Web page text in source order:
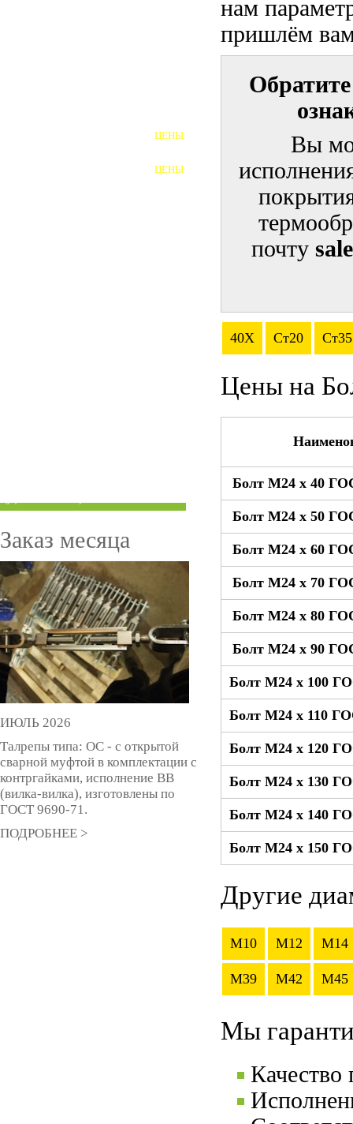
нам
пришлём
Вы
почту
40Х Ст20 Ст35
Цены на
Болт М24 x 40
Болт М24 x 50
Болт М24 x 60
Болт М24 x 70
Болт М24 x 80
Болт М24 x 90
Болт М24 x 100
Болт М24 x 110
Болт М24 x 120
Болт М24 x 130
Болт М24 x 140
Болт М24 x 150
Другие
M10 M12 M14
M39 M42 M45
Мы
Качество
ЦЕНЫ
ЦЕНЫ
Заказ месяца
ИЮЛЬ 2026
Талрепы типа: ОС - с открытой
сварной муфтой в комплектации с
контргайками, исполнение ВВ
(вилка-вилка), изготовлены по
ГОСТ 9690-71.
ПОДРОБНЕЕ >